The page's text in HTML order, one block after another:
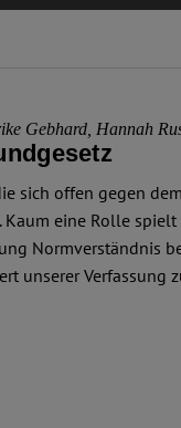
Gebhard Hannah
sich offen gegen
eine Rolle
Normverständnis
unserer Verfassung